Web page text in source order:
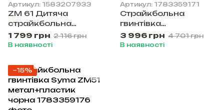
Артикул: 1583207933
ZM 61 Дитяча
страйкбольна
рушниця
пластик+метал
1 799 грн 2 116 грн
В наявності
Артикул: 1783359171
Cтрайкбольна
гвинтівка
снайперська ZM52
метал+пластик
3 996 грн 4 701 грн
В наявності
−15%